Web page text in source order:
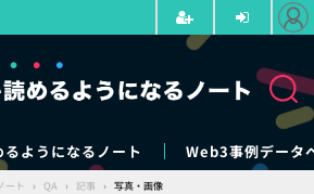
ようになるノート Web3事例データ
ート › QA › 記事 › 写真・画像